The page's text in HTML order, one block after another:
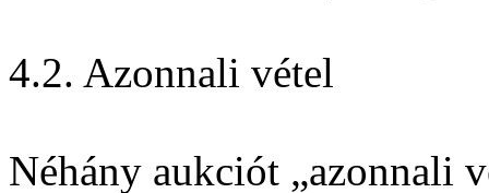
4.2. Azonnali vétel
Néhány aukciót „azonnali